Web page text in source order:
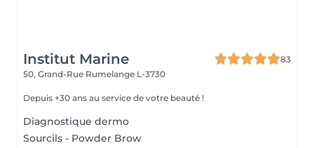
Institut Marine
83
50, Grand-Rue Rumelange L-3730
Depuis +30 ans au service de votre beauté !
Diagnostique dermo
Sourcils - Powder Brow